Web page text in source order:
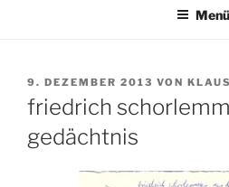
Menü
VERÖFFENTLICHT
AM
9. DEZEMBER 2013 VON KLAUS
friedrich
gedächtnis